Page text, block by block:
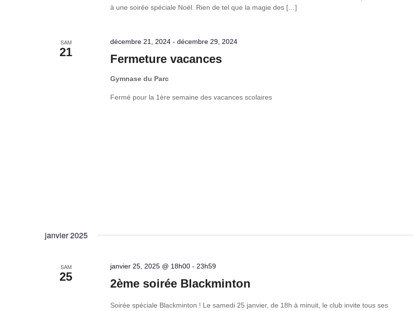
à une soirée spéciale Noël. Rien de tel que la magie des […]
SAM
21
Fermeture vacances
décembre 21, 2024 -décembre 29, 2024
Gymnase du Parc
Fermé pour la 1ère semaine des vacances scolaires
janvier 2025
SAM
25
2ème soirée Blackminton
janvier 25, 2025 @ 18h00 -23h59
Soirée spéciale Blackminton ! Le samedi 25 janvier, de 18h à minuit, le club invite tous ses